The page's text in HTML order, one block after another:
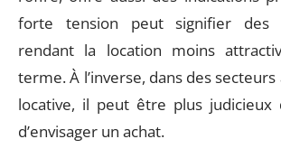
forte tension peut signifier des
rendant la location moins
terme. À l’inverse, dans des
locative, il peut être plus judicieux
d’envisager un achat.